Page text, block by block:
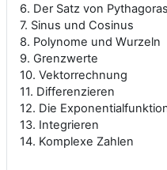
6. Der Satz von Pythagoras
7. Sinus und Cosinus
8. Polynome und Wurzeln
9. Grenzwerte
10. Vektorrechnung
11. Differenzieren
12. Die
13. Integrieren
14. Komplexe Zahlen